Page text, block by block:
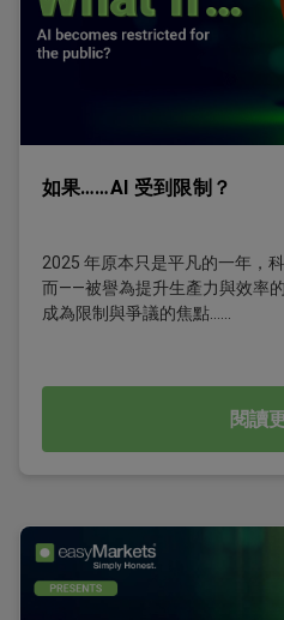
如果……AI 受到限制？
2025 年原本只是平凡的一年，
而——被譽為提升生產力與效率
成為限制與爭議的焦點……
閱讀